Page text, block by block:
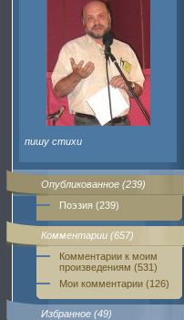
пишу стихи
Опубликованное (239)
Поэзия (239)
Комментарии (657)
Комментарии к моим
произведениям (531)
Мои комментарии (126)
Избранное (49)